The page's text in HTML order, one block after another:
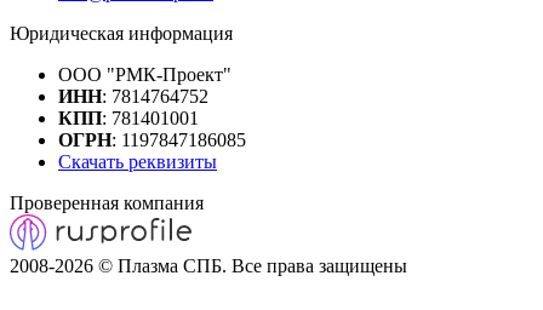
Юридическая информация
ООО "РМК-Проект"
ИНН: 7814764752
КПП: 781401001
ОГРН: 1197847186085
Скачать реквизиты
Проверенная компания
2008-2026 © Плазма СПБ. Все права защищены